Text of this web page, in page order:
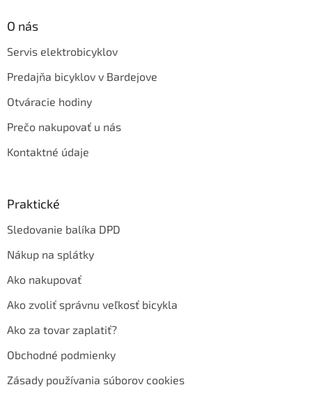
O nás
Servis elektrobicyklov
Predajňa bicyklov v Bardejove
Otváracie hodiny
Prečo nakupovať u nás
Kontaktné údaje
Praktické
Sledovanie balíka DPD
Nákup na splátky
Ako nakupovať
Ako zvoliť správnu veľkosť bicykla
Ako za tovar zaplatiť?
Obchodné podmienky
Zásady používania súborov cookies